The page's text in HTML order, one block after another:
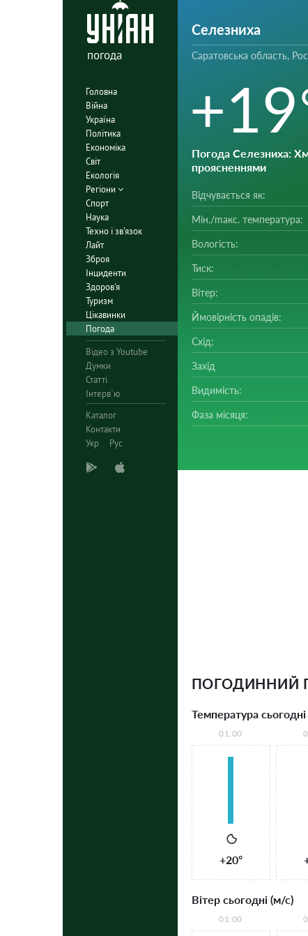
погода
Головна
Війна
Україна
Політика
Економіка
Світ
Екологія
Регіони
Спорт
Наука
Техно і зв'язок
Лайт
Зброя
Інциденти
Здоров'я
Туризм
Цікавинки
Погода
Відео з Youtube
Думки
Статті
Інтерв`ю
Каталог
Контакти
Укр
Рус
Селезниха
Саратовська область,
Погода Селезниха:
проясненнями
Відчувається як:
Мін./mакс. температура:
Вологість:
Тиск:
Вітер:
Ймовірність опадів:
Схід:
Захід
Видимість:
Фаза місяця:
ПОГОДИННИЙ
Температура сьогодні
01:00
+20°
Вітер сьогодні (м/с)
01:00